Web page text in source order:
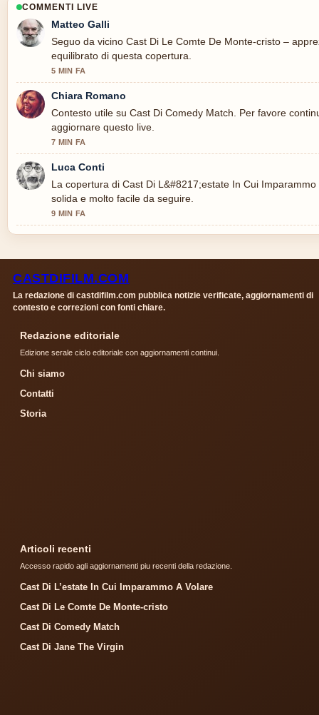
COMMENTI LIVE
Matteo Galli
Seguo da vicino Cast Di Le Comte De Monte-cristo –
equilibrato di questa copertura.
5 MIN FA
Chiara Romano
Contesto utile su Cast Di Comedy Match. Per favore
aggiornare questo live.
7 MIN FA
Luca Conti
La copertura di Cast Di L&#8217;estate In Cui
solida e molto facile da seguire.
9 MIN FA
CASTDIFILM.COM
La redazione di castdifilm.com pubblica notizie verificate, aggiornamenti di
contesto e correzioni con fonti chiare.
Redazione editoriale
Edizione serale ciclo editoriale con aggiornamenti continui.
Chi siamo
Contatti
Storia
Articoli recenti
Accesso rapido agli aggiornamenti piu recenti della redazione.
Cast Di L’estate In Cui Imparammo A Volare
Cast Di Le Comte De Monte-cristo
Cast Di Comedy Match
Cast Di Jane The Virgin